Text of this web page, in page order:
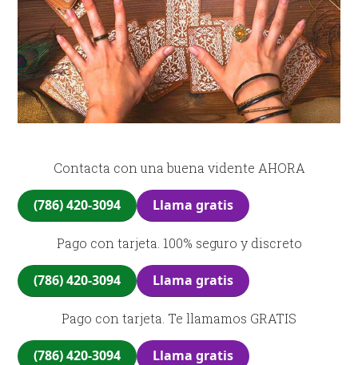
Contacta con una buena vidente AHORA
(786) 420-3094 Llama gratis
Pago con tarjeta. 100% seguro y discreto
(786) 420-3094 Llama gratis
Pago con tarjeta. Te llamamos GRATIS
(786) 420-3094 Llama gratis